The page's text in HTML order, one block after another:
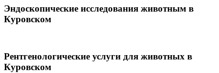
Эндоскопические исследования животным в
Куровском
Рентгенологические услуги для животных в
Куровском